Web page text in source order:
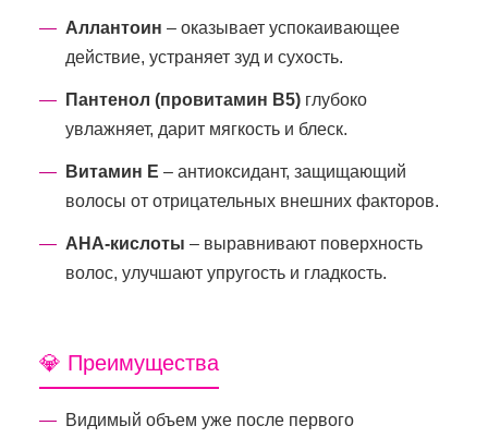
Аллантоин – оказывает успокаивающее
действие, устраняет зуд и сухость.
Пантенол (провитамин В5) глубоко
увлажняет, дарит мягкость и блеск.
Витамин Е – антиоксидант, защищающий
волосы от отрицательных внешних факторов.
АНА-кислоты – выравнивают поверхность
волос, улучшают упругость и гладкость.
💎 Преимущества
Видимый объем уже после первого